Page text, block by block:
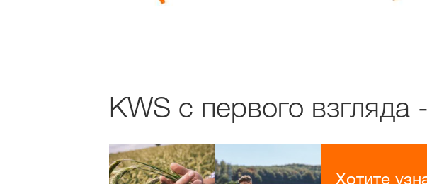
KWS с первого
Хотите